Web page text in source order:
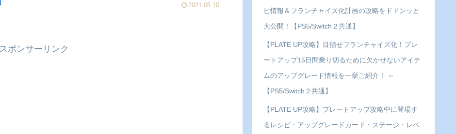
2021.05.10
スポンサーリンク
ピ情報＆フランチャイズ化計画の攻略をドドンッと
大公開！【PS5/Switch２共通】
【PLATE UP攻略】目指せフランチャイズ化！プレ
ートアップ15日間乗り切るために欠かせないアイテ
ムのアップグレード情報を一挙ご紹介！ ～
【PS5/Switch２共通】
【PLATE UP攻略】プレートアップ攻略中に登場す
るレシピ・アップグレードカード・ステージ・レベ